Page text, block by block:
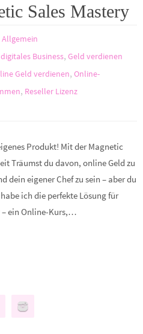
Sales Mastery
Allgemein
digitales Business,Geld verdienen
Geld verdienen, Online-
, Reseller Lizenz
Produkt! Mit der Magnetic
Träumst du davon, online Geld zu
dein eigener Chef zu sein – aber du
ich die perfekte Lösung für
– ein Online-Kurs,…